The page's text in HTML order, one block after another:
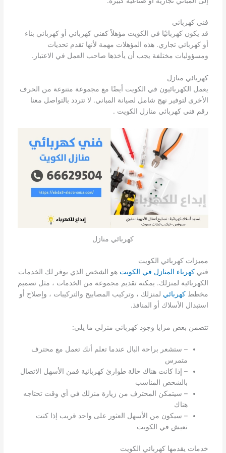
فني كهربائي
قد يكون كهربائيًا في الكويت مؤهلاً كفني كهربائي أو كهربائي بناء
أو كهربائي تجاري. هذه المؤهلات مهمة لأنها تقدم تحديات
ومسؤوليات مختلفة يجب أن يأخذها صاحب العمل في الاعتبار.
كهربائي منازل
يعمل الكهربائيون في الكويت أيضًا مع مجموعة متنوعة من الحرف
الأخرى لتوفير نهج شامل لصيانة المباني. لا تتردد بالتواصل معنا
رقم فني كهربائي منازل الكويت .
كهربائي منازل
مميزات كهربائي الكويت
فني كهرباء المنازل في الكويت هو الشخص الذي يوفر لك الخدمات
الكهربائية لمنزلك. يمكنه تقديم مجموعة من الخدمات ، مثل تصميم
مخطط كهربائي لمنزلك ، وتركيب المصابيح والتركيبات ، وإصلاح أو
استبدال الأسلاك أو المنافذ.
تتضمن بعض مزايا وجود كهربائي منزلي ما يلي:
– ستشعر براحة البال عندما تعلم أنك تعمل مع محترف
متمرس
– إذا كانت هناك حالة طوارئ كهربائية فمن الأسهل الاتصال
بالشخص المناسب
– سيتمكن المحترف من زيارة منزلك في أي وقت تحتاجه
هناك
– سيكون من الأسهل العثور على واحد قريب إذا كنت
تعيش في الكويت
خدمات يقدمها كهربائي الكويت